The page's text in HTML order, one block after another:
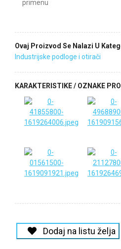
primenu
Ovaj Proizvod Se Nalazi U
Industrijske podloge i otirači
KARAKTERISTIKE / OZNAKE
Dodaj na listu želja